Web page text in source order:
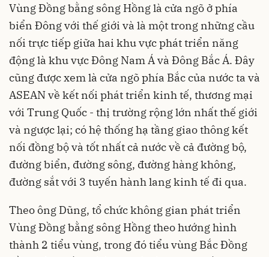
Vùng Đồng bằng sông Hồng là cửa ngõ ở phía
biển Đông với thế giới và là một trong những cầu
nối trực tiếp giữa hai khu vực phát triển năng
động là khu vực Đông Nam Á và Đông Bắc Á. Đây
cũng được xem là cửa ngõ phía Bắc của nước ta và
ASEAN về kết nối phát triển kinh tế, thương mại
với Trung Quốc - thị trường rộng lớn nhất thế giới
và ngược lại; có hệ thống hạ tầng giao thông kết
nối đồng bộ và tốt nhất cả nước về cả đường bộ,
đường biển, đường sông, đường hàng không,
đường sắt với 3 tuyến hành lang kinh tế đi qua.
Theo ông Dũng, tổ chức không gian phát triển
Vùng Đồng bằng sông Hồng theo hướng hình
thành 2 tiểu vùng, trong đó tiểu vùng Bắc Đồng